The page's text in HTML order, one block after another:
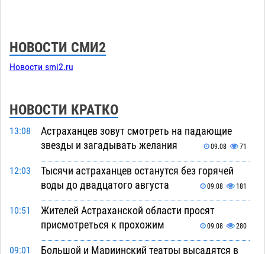
НОВОСТИ СМИ2
Новости smi2.ru
НОВОСТИ КРАТКО
13:08
Астраханцев зовут смотреть на падающие
звезды и загадывать желания
09.08 71
12:03
Тысячи астраханцев останутся без горячей
воды до двадцатого августа
09.08 181
10:51
Жителей Астраханской области просят
присмотреться к прохожим
09.08 280
09:01 Большой и Мариинский театры высадятся в